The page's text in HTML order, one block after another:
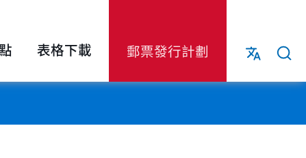
表格下載 郵票發行計劃